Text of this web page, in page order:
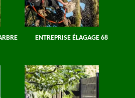
ENTREPRISE ÉLAGAGE 68